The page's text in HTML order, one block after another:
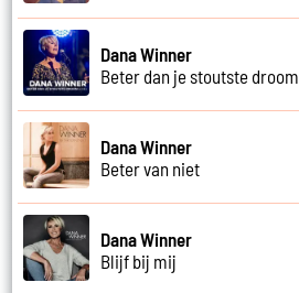
Dana Winner
Beter dan je stoutste droom
Dana Winner
Beter van niet
Dana Winner
Blijf bij mij